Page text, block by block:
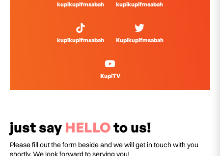
kupikupifmsabah kupikupifmsabah
kupikupifmsabah Kupikupifmsabah
KupiTV
just say HELLOto us!
Please fill out the form beside and we will get in touch with you
shortly. We look forward to serving you!